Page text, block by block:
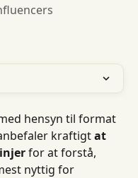
hensyn til format
kraftigt at
for at forstå,
nyttig for